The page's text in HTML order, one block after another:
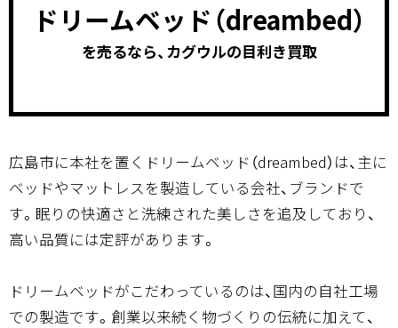
ドリームベッド（dreambed）
を売るなら、カグウルの目利き買取
広島市に本社を置くドリームベッド（dreambed）は、主に
ベッドやマットレスを製造している会社、ブランドで
す。眠りの快適さと洗練された美しさを追及しており、
高い品質には定評があります。
ドリームベッドがこだわっているのは、国内の自社工場
での製造です。創業以来続く物づくりの伝統に加えて、